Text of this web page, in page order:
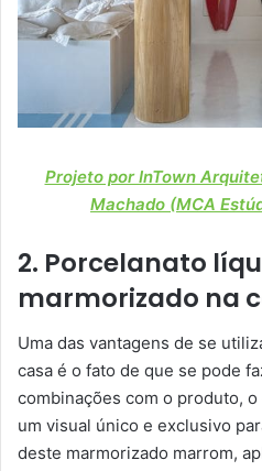
Projeto por InTown
Machado (MCA
2. Porcelanato
marmorizado na
Uma das vantagens de se
casa é o fato de que se pode
combinações com o produto,
um visual único e exclusivo
deste marmorizado marrom,